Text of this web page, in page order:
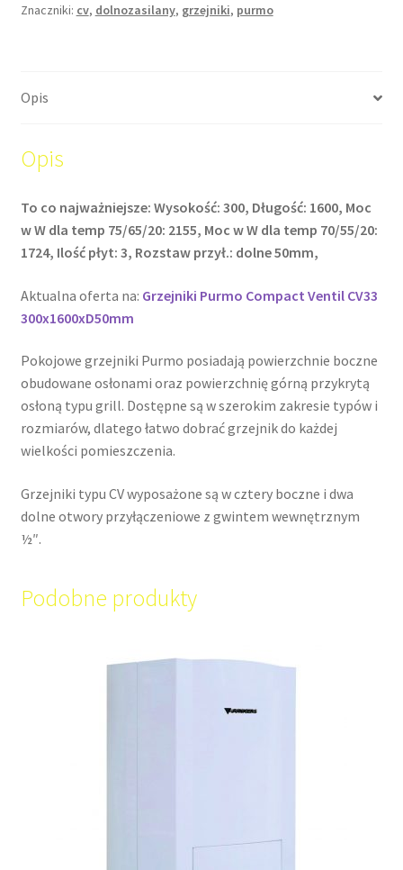
Znaczniki: cv, dolnozasilany, grzejniki, purmo
Opis
Opis
To co najważniejsze: Wysokość: 300, Długość: 1600, Moc
w W dla temp 75/65/20: 2155, Moc w W dla temp 70/55/20:
1724, Ilość płyt: 3, Rozstaw przył.: dolne 50mm,
Aktualna oferta na: Grzejniki Purmo Compact Ventil CV33
300x1600xD50mm
Pokojowe grzejniki Purmo posiadają powierzchnie boczne
obudowane osłonami oraz powierzchnię górną przykrytą
osłoną typu grill. Dostępne są w szerokim zakresie typów i
rozmiarów, dlatego łatwo dobrać grzejnik do każdej
wielkości pomieszczenia.
Grzejniki typu CV wyposażone są w cztery boczne i dwa
dolne otwory przyłączeniowe z gwintem wewnętrznym
½″.
Podobne produkty